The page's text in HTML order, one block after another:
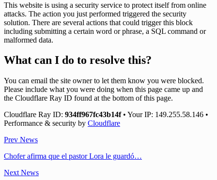
This website is using a security service to protect itself from online
attacks. The action you just performed triggered the security
solution. There are several actions that could trigger this block
including submitting a certain word or phrase, a SQL command or
malformed data.
What can I do to resolve this?
You can email the site owner to let them know you were blocked.
Please include what you were doing when this page came up and
the Cloudflare Ray ID found at the bottom of this page.
Cloudflare Ray ID: 934ff967fc43b14f • Your IP: 149.255.58.146 •
Performance & security by Cloudflare
Prev News
Chofer afirma que el pastor Lora le guardó…
Next News